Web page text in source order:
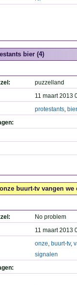
bier (4)
puzzelland
11 maart 2013
protestants, bier
buurt-tv vangen
No problem
11 maart 2013
onze, buurt-tv,
signalen